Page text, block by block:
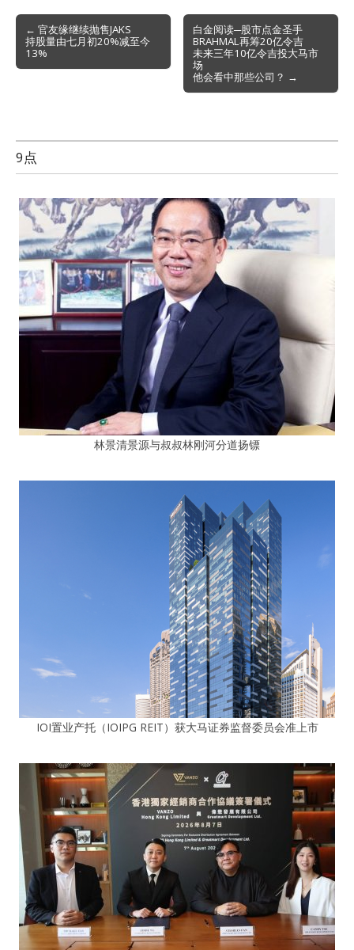
Post
navigation
← 官友缘继续抛售JAKS
持股量由七月初20%减至今
13%
白金阅读─股市点金圣手
BRAHMAL再筹20亿令吉
未来三年10亿令吉投大马市
场
他会看中那些公司？ →
9点
林景清景源与叔叔林刚河分道扬镖
IOI置业产托（IOIPG REIT）获大马证券监督委员会准上市